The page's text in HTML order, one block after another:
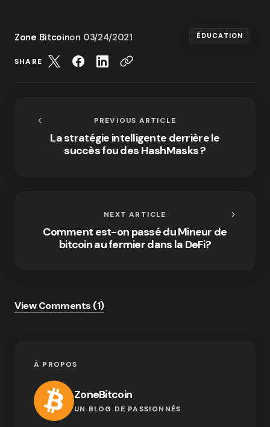
Zone Bitcoinon 03/24/2021 ÉDUCATION
SHARE
PREVIOUS ARTICLE
La stratégie intelligente derrière le
succès fou des HashMasks ?
NEXT ARTICLE
Comment est-on passé du Mineur de
bitcoin au fermier dans la DeFi?
View Comments (1)
À PROPOS
ZoneBitcoin
UN BLOG DE PASSIONNÉS